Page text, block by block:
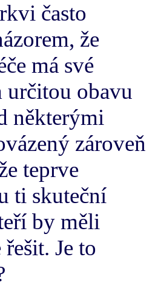
často
že
má své
obavu
některými
zároveň
teprve
ti skuteční
by měli
Je to